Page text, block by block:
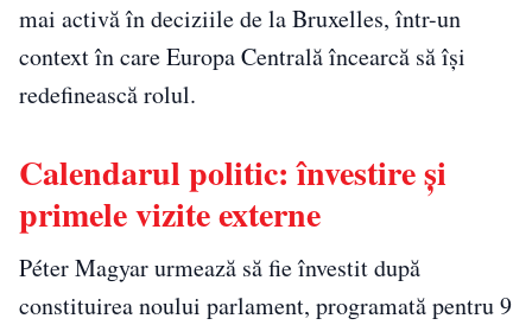
mai activă în deciziile de la Bruxelles, într-un
context în care Europa Centrală încearcă să își
redefinească rolul.
Calendarul politic: învestire și
primele vizite externe
Péter Magyar urmează să fie învestit după
constituirea noului parlament, programată pentru 9